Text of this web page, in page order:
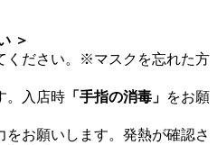
＞
ください。※マスクを忘れた方
。入店時 「手指の消毒」 をお願
をお願いします。発熱が確認さ